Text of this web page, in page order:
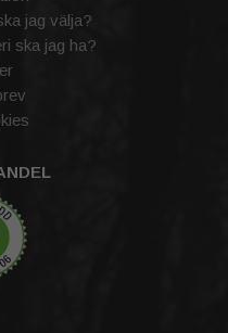
jag välja?
ska jag ha?